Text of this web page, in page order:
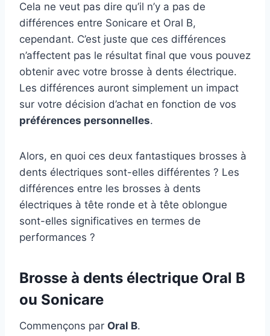
Cela ne veut pas dire qu’il n’y a pas de
différences entre Sonicare et Oral B,
cependant. C’est juste que ces différences
n’affectent pas le résultat final que vous pouvez
obtenir avec votre brosse à dents électrique.
Les différences auront simplement un impact
sur votre décision d’achat en fonction de vos
préférences personnelles.
Alors, en quoi ces deux fantastiques brosses à
dents électriques sont-elles différentes ? Les
différences entre les brosses à dents
électriques à tête ronde et à tête oblongue
sont-elles significatives en termes de
performances ?
Brosse à dents électrique Oral B
ou Sonicare
Commençons par Oral B.